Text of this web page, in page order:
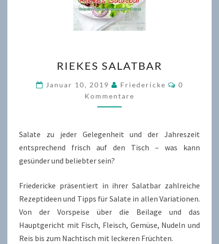
SALATBAR
RIEKES SALATBAR
Januar 10, 2019 Friedericke
0
Kommentare
Salate zu jeder Gelegenheit und der Jahreszeit
entsprechend frisch auf den Tisch – was kann
gesünder und beliebter sein?
Friedericke präsentiert in ihrer Salatbar zahlreiche
Rezeptideen und Tipps für Salate in allen Variationen.
Von der Vorspeise über die Beilage und das
Hauptgericht mit Fisch, Fleisch, Gemüse, Nudeln und
Reis bis zum Nachtisch mit leckeren Früchten.